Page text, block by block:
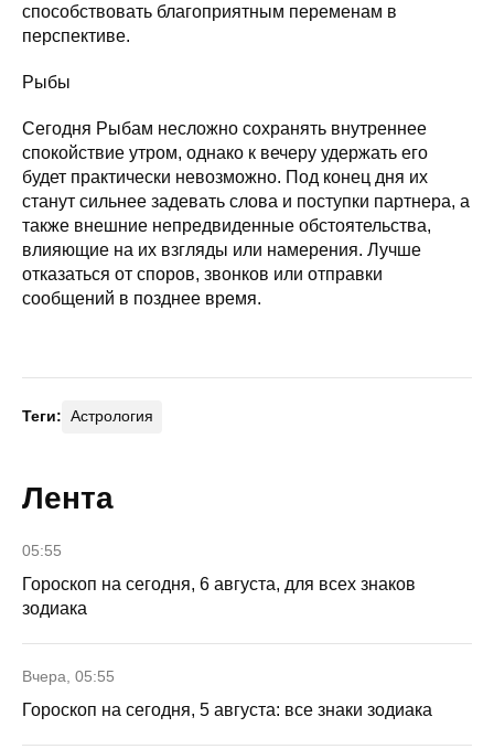
способствовать благоприятным переменам в
перспективе.
Рыбы
Сегодня Рыбам несложно сохранять внутреннее
спокойствие утром, однако к вечеру удержать его
будет практически невозможно. Под конец дня их
станут сильнее задевать слова и поступки партнера, а
также внешние непредвиденные обстоятельства,
влияющие на их взгляды или намерения. Лучше
отказаться от споров, звонков или отправки
сообщений в позднее время.
Теги: Астрология
Лента
05:55
Гороскоп на сегодня, 6 августа, для всех знаков
зодиака
Вчера, 05:55
Гороскоп на сегодня, 5 августа: все знаки зодиака